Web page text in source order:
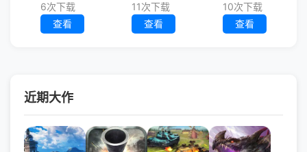
6次下载
查看
11次下载
查看
10次下载
查看
近期大作